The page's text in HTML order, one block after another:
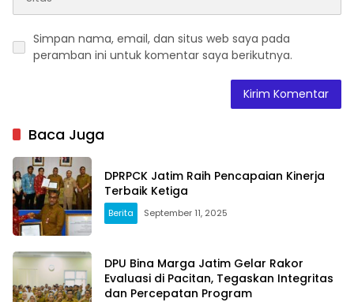
Simpan nama, email, dan situs web saya pada
peramban ini untuk komentar saya berikutnya.
Baca Juga
DPRPCK Jatim Raih Pencapaian Kinerja
Terbaik Ketiga
Berita September 11, 2025
DPU Bina Marga Jatim Gelar Rakor
Evaluasi di Pacitan, Tegaskan Integritas
dan Percepatan Program